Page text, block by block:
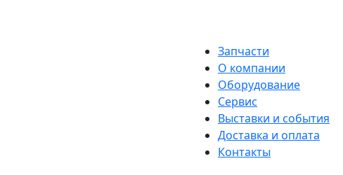
Запчасти
О компании
Оборудование
Сервис
Выставки и события
Доставка и оплата
Контакты